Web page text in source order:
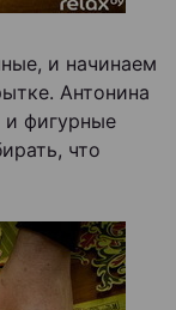
и начинаем
Антонина
и фигурные
что